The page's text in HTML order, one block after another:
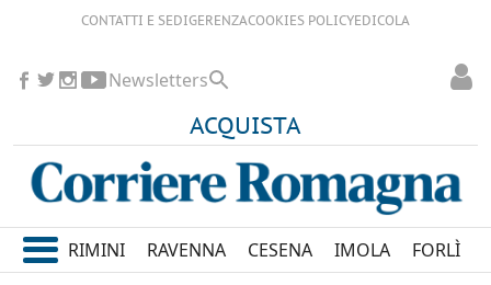
CONTATTI E SEDIGERENZACOOKIES POLICYEDICOLA
ACQUISTA
Newsletters
RIMINI RAVENNA CESENA IMOLA FORLÌ